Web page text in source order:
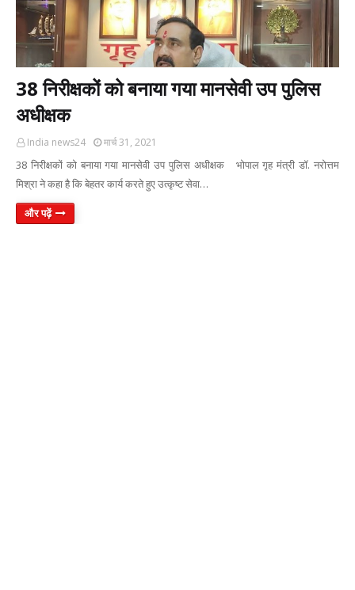
38 निरीक्षकों को बनाया गया मानसेवी उप पुलिस
अधीक्षक
India news24 मार्च 31, 2021
38 निरीक्षकों को बनाया गया मानसेवी उप पुलिस अधीक्षक भोपाल गृह मंत्री डॉ. नरोत्तम
मिश्रा ने कहा है कि बेहतर कार्य करते हुए उत्कृष्ट सेवा…
और पढ़ें